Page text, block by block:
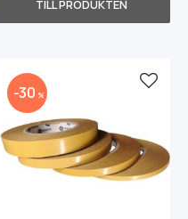
i favoriter
30 % Lägg